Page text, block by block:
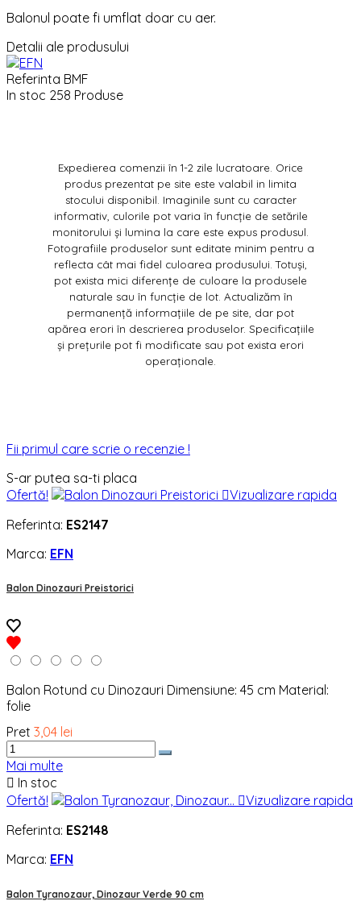
Balonul poate fi umflat doar cu aer.
Detalii ale produsului
Referinta BMF
In stoc 258 Produse
Expedierea comenzii în 1-2 zile lucratoare. Orice
produs prezentat pe site este valabil in limita
stocului disponibil. Imaginile sunt cu caracter
informativ, culorile pot varia în funcție de setările
monitorului și lumina la care este expus produsul.
Fotografiile produselor sunt editate minim pentru a
reflecta cât mai fidel culoarea produsului. Totuși,
pot exista mici diferențe de culoare la produsele
naturale sau în funcție de lot. Actualizăm în
permanență informațiile de pe site, dar pot
apărea erori în descrierea produselor. Specificațiile
și prețurile pot fi modificate sau pot exista erori
operaționale.
Fii primul care scrie o recenzie !
S-ar putea sa-ti placa
Ofertă!
Vizualizare rapida
Referinta: ES2147
Marca: EFN
Balon Dinozauri Preistorici
Balon Rotund cu Dinozauri Dimensiune: 45 cm Material:
folie
Pret 3,04 lei
Mai multe
 In stoc
Ofertă!
Vizualizare rapida
Referinta: ES2148
Marca: EFN
Balon Tyranozaur, Dinozaur Verde 90 cm